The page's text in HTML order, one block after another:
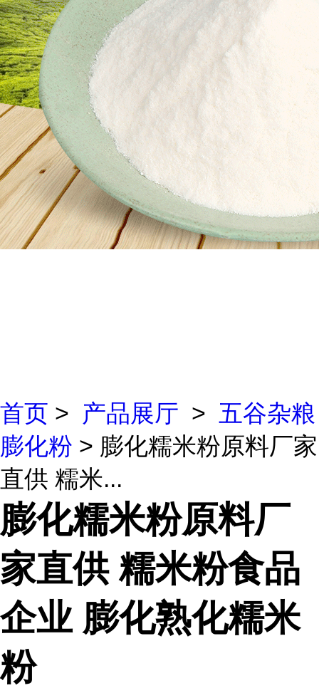
首页 > 产品展厅 > 五谷杂粮
膨化粉 > 膨化糯米粉原料厂家
直供 糯米...
膨化糯米粉原料厂
家直供 糯米粉食品
企业 膨化熟化糯米
粉